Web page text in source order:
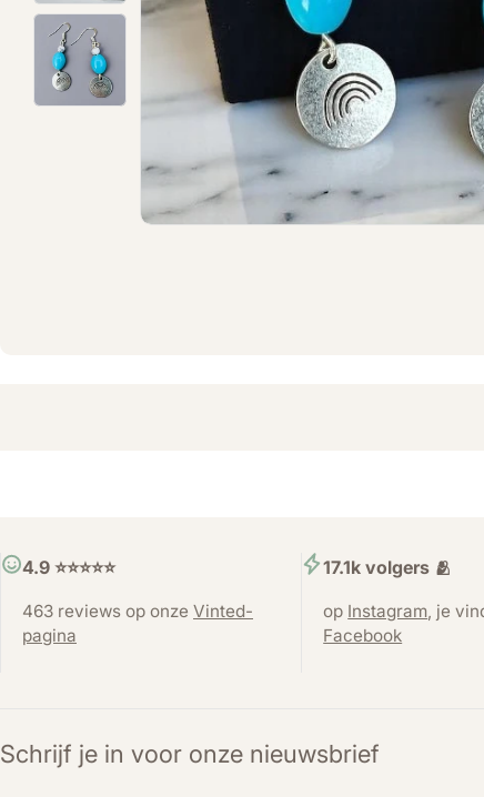
4.9 ⭐️⭐️⭐️⭐️⭐️
463 reviews op onze Vinted-
pagina
17.1k volgers 🫂
op Instagram, je
Facebook
Schrijf je in voor onze nieuwsbrief